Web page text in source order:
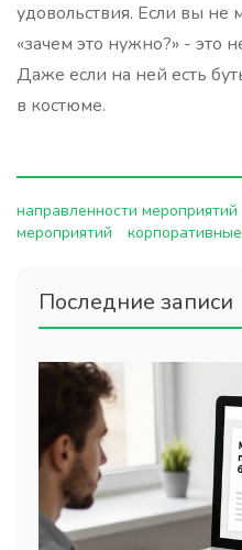
удовольствия. Если вы не
«зачем это нужно?» - это
Даже если на ней есть
в костюме.
направленности мероприятий
мероприятий
Последние записи